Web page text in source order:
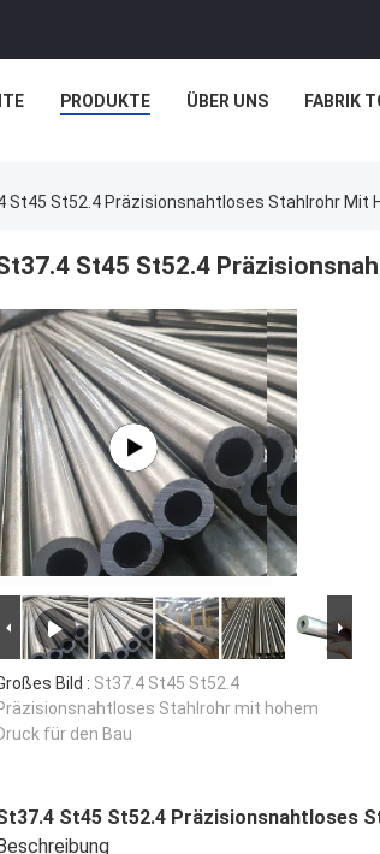
PRODUKTE ÜBER UNS FABRIK
St45 St52.4 Präzisionsnahtloses Stahlrohr Mit
St45 St52.4
Bild : St37.4 St45 St52.4
Stahlrohr mit hohem
für den Bau
St45 St52.4 Präzisionsnahtloses
Beschreibung